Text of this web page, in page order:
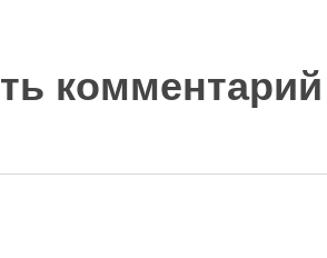
комментарий